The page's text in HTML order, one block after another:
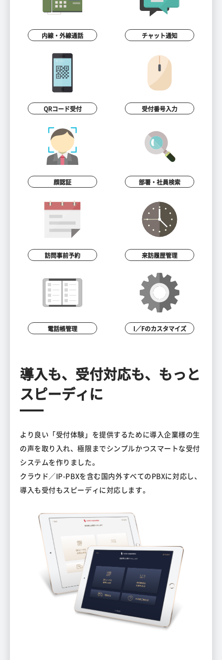
内線・外線通話 チャット通知
QRコード受付 受付番号入力
顔認証 部署・社員検索
訪問事前予約 来訪履歴管理
電話帳管理 I／Fのカスタマイズ
導入も、受付対応も、もっと
スピーディに
より良い「受付体験」を提供するために導入企業様の生
の声を取り入れ、極限までシンプルかつスマートな受付
システムを作りました。
クラウド／IP-PBXを含む国内外すべてのPBXに対応し、
導入も受付もスピーディに対応します。